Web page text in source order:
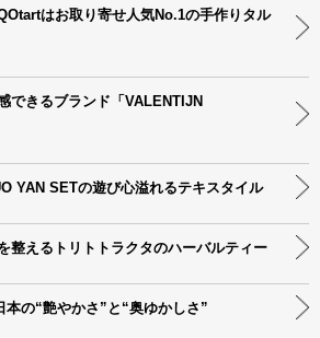
はお取り寄せ人気No.1の手作りタル
できるブランド「VALENTIJN
YAN SETの遊び心溢れるテキスタイル
整えるトリトトラクタのハーバルティー
本の“艶やかさ”と“奥ゆかしさ”